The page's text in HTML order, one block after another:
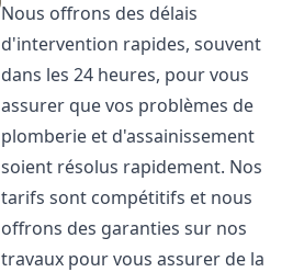
Nous offrons des délais
d'intervention rapides, souvent
dans les 24 heures, pour vous
assurer que vos problèmes de
plomberie et d'assainissement
soient résolus rapidement. Nos
tarifs sont compétitifs et nous
offrons des garanties sur nos
travaux pour vous assurer de la